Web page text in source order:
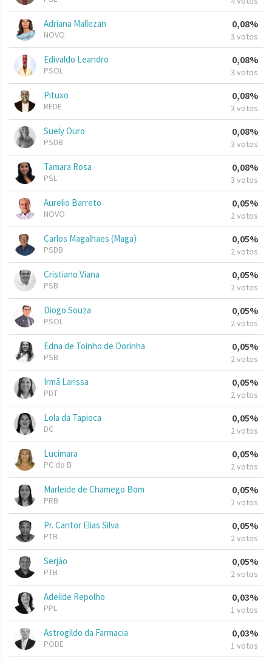
Adriana Mallezan
NOVO
0,08%
3 votos
Edivaldo Leandro
PSOL
0,08%
3 votos
Pituxo
REDE
0,08%
3 votos
Suely Ouro
PSDB
0,08%
3 votos
Tamara Rosa
PSL
0,08%
3 votos
Aurelio Barreto
NOVO
0,05%
2 votos
Carlos Magalhaes (Maga)
PSDB
0,05%
2 votos
Cristiano Viana
PSB
0,05%
2 votos
Diogo Souza
PSOL
0,05%
2 votos
Edna de Toinho de Dorinha
PSB
0,05%
2 votos
Irmã Larissa
PDT
0,05%
2 votos
Lola da Tapioca
DC
0,05%
2 votos
Lucimara
PC do B
0,05%
2 votos
Marleide de Chamego Bom
PRB
0,05%
2 votos
Pr. Cantor Elias Silva
PTB
0,05%
2 votos
Serjão
PTB
0,05%
2 votos
Adeilde Repolho
PPL
0,03%
1 votos
Astrogildo da Farmacia
PODE
0,03%
1 votos